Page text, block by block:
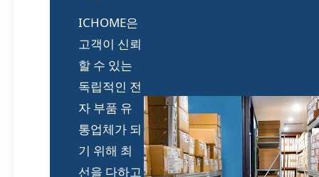
ICHOME은
고객이 신뢰
할 수 있는
독립적인 전
자 부품 유
통업체가 되
기 위해 최
선을 다하고